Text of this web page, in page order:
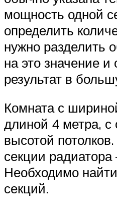
мощность одной
определить
нужно разделить
на это значение и
результат в
Комната с
длиной 4 метра, с
высотой
секции радиатора
Необходимо
секций.